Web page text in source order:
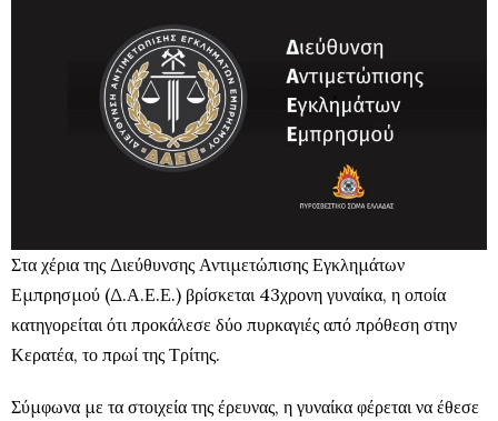
Στα χέρια της Διεύθυνσης Αντιμετώπισης Εγκλημάτων
Εμπρησμού (Δ.Α.Ε.Ε.) βρίσκεται 43χρονη γυναίκα, η οποία
κατηγορείται ότι προκάλεσε δύο πυρκαγιές από πρόθεση στην
Κερατέα, το πρωί της Τρίτης.
Σύμφωνα με τα στοιχεία της έρευνας, η γυναίκα φέρεται να έθεσε